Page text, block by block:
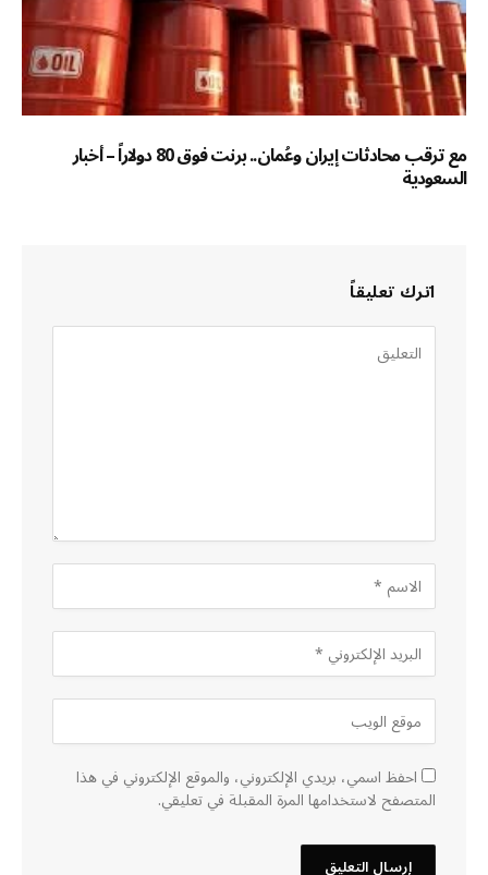
مع ترقب محادثات إيران وعُمان.. برنت فوق 80 دولاراً – أخبار
السعودية
اترك تعليقاً
احفظ اسمي، بريدي الإلكتروني، والموقع الإلكتروني في هذا
المتصفح لاستخدامها المرة المقبلة في تعليقي.